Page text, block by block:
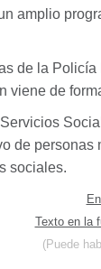
amplio
de la Policía
viene de
de personas
sociales.
Texto en la
(Puede